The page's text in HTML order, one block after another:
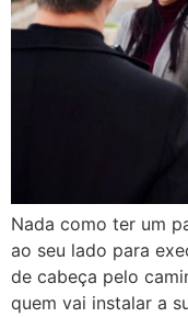
Nada como ter um
ao seu lado para
de cabeça pelo
quem vai instalar a